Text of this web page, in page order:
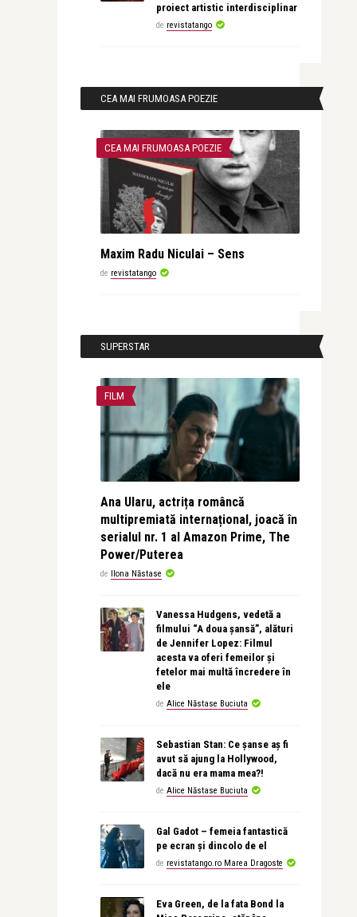
proiect artistic interdisciplinar
de revistatango
CEA MAI FRUMOASA POEZIE
CEA MAI FRUMOASA POEZIE
Maxim Radu Niculai – Sens
de revistatango
SUPERSTAR
FILM
Ana Ularu, actrița româncă
multipremiată internațional, joacă în
serialul nr. 1 al Amazon Prime, The
Power/Puterea
de Ilona Năstase
Vanessa Hudgens, vedetă a
filmului “A doua șansă”, alături
de Jennifer Lopez: Filmul
acesta va oferi femeilor și
fetelor mai multă încredere în
ele
de Alice Năstase Buciuta
Sebastian Stan: Ce șanse aș fi
avut să ajung la Hollywood,
dacă nu era mama mea?!
de Alice Năstase Buciuta
Gal Gadot – femeia fantastică
pe ecran și dincolo de el
de revistatango.ro Marea Dragoste
Eva Green, de la fata Bond la